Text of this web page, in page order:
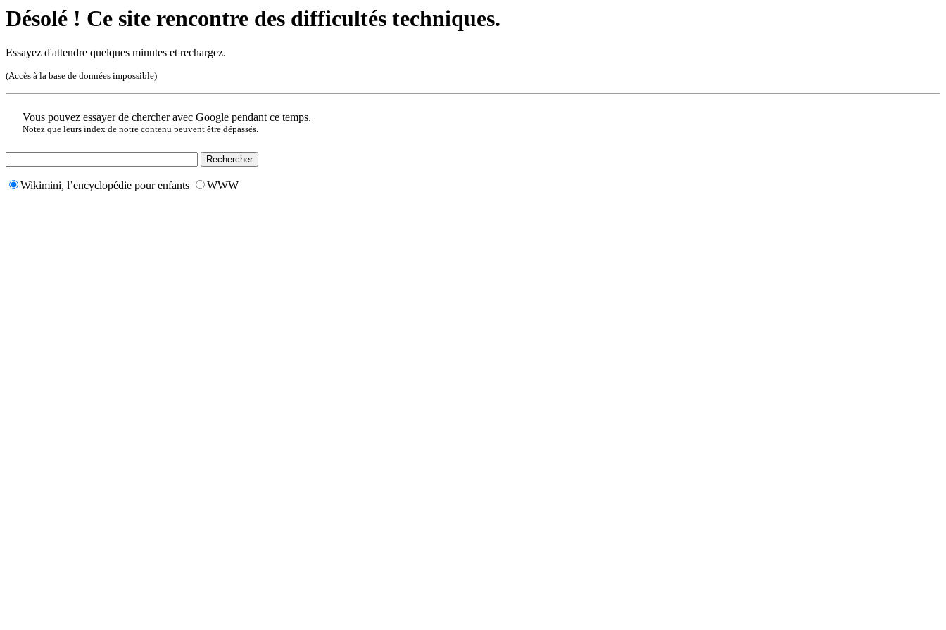
Désolé ! Ce site rencontre des difficultés techniques.
Essayez d'attendre quelques minutes et rechargez.
(Accès à la base de données impossible)
Vous pouvez essayer de chercher avec Google pendant ce temps.
Notez que leurs index de notre contenu peuvent être dépassés.
Wikimini, l’encyclopédie pour enfants WWW